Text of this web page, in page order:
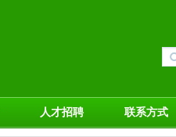
人才招聘 联系方式